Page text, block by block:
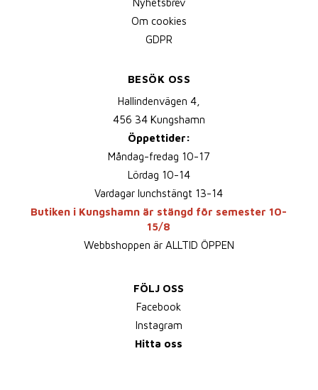
Nyhetsbrev
Om cookies
GDPR
BESÖK OSS
Hallindenvägen 4,
456 34 Kungshamn
Öppettider:
Måndag-fredag 10-17
Lördag 10-14
Vardagar lunchstängt 13-14
Butiken i Kungshamn är stängd för semester 10-
15/8
Webbshoppen är ALLTID ÖPPEN
FÖLJ OSS
Facebook
Instagram
Hitta oss